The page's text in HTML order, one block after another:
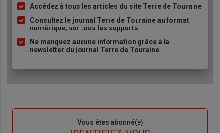
Liste
à
puce
Accédez à tous les articles du site Terre de Touraine
Consultez le journal Terre de Touraine au format
numérique, sur tous les supports
Ne manquez aucune information grâce à la
newsletter du journal Terre de Touraine
Vous êtes abonné(e)